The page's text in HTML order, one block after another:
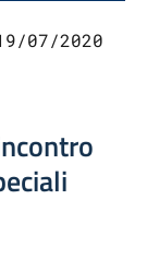
07/2020